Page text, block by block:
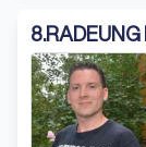
8.